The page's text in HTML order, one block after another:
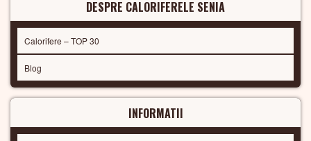
DESPRE CALORIFERELE SENIA
Calorifere – TOP 30
Blog
INFORMATII